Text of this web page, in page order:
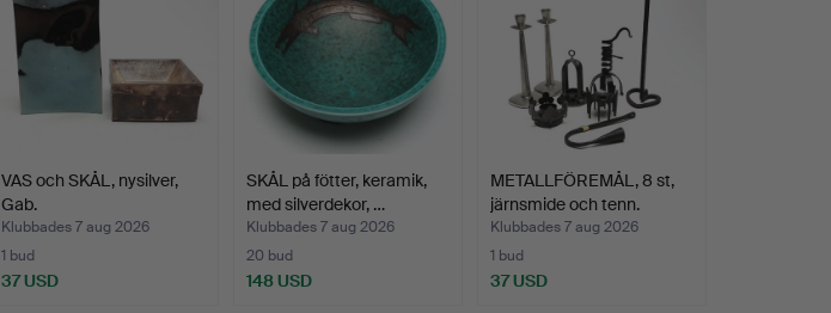
VAS och SKÅL, nysilver,
Gab.
Klubbades 7 aug 2026
1 bud
37 USD
SKÅL på fötter, keramik,
med silverdekor, …
Klubbades 7 aug 2026
20 bud
148 USD
METALLFÖREMÅL, 8 st,
järnsmide och tenn.
Klubbades 7 aug 2026
1 bud
37 USD